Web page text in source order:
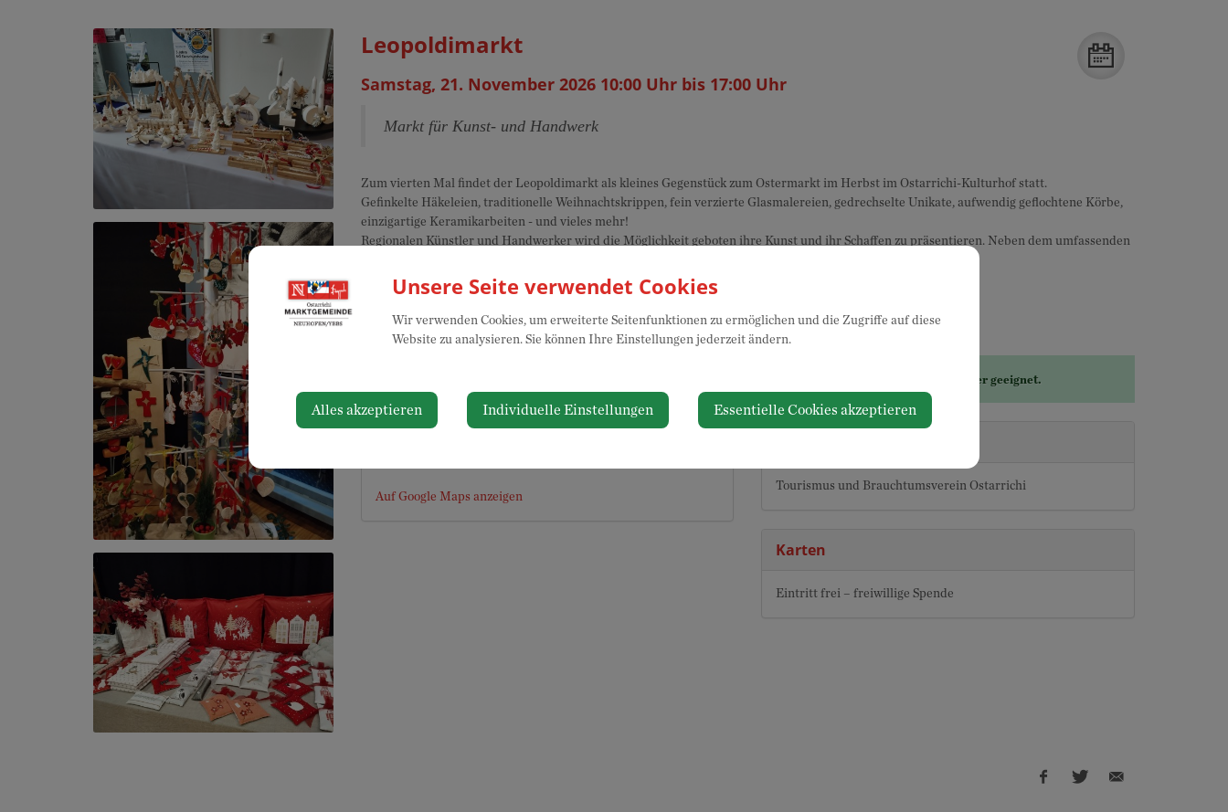
Leopoldimarkt
Samstag, 21. November 2026 10:00 Uhr bis 17:00 Uhr
Markt für Kunst- und Handwerk
Zum vierten Mal findet der Leopoldimarkt als kleines Gegenstück zum Ostermarkt im Herbst im Ostarrichi-Kulturhof statt.
Gefinkelte Häkeleien, traditionelle Weihnachtskrippen, fein verzierte Glasmalereien, gedrechselte Unikate, aufwendig geflochtene Körbe,
einzigartige Keramikarbeiten - und vieles mehr!
Regionalen Künstler und Handwerker wird die Möglichkeit geboten ihre Kunst und ihr Schaffen zu präsentieren. Neben dem umfassenden
Ostarrichi Kulturhof
Auf Google Maps anzeigen
Diese Veranstaltung ist für Kinder geeignet.
Tourismus und Brauchtumsverein Ostarrichi
Karten
Eintritt frei – freiwillige Spende
Unsere Seite verwendet Cookies
Wir verwenden Cookies, um erweiterte Seitenfunktionen zu ermöglichen und die Zugriffe auf diese
Website zu analysieren. Sie können Ihre Einstellungen jederzeit ändern.
Alles akzeptieren Individuelle Einstellungen Essentielle Cookies akzeptieren